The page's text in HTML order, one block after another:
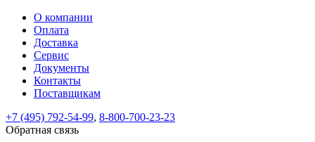
ВходРегистрация
Только
test@example.com
отправлена
по
ней
для
Только
Восстановление
пароля
Заполните
форму.
Мы
отправим
На
вашу
test@test.ru
отправлена
Введите
новый
пароль
Пароль
успешно
Обратная
связь
Ваше
сообщение
успешно
О компании
Оплата
Доставка
Сервис
Документы
Контакты
Поставщикам
+7 (495) 792-54-99, 8-800-700-23-23
Обратная связь